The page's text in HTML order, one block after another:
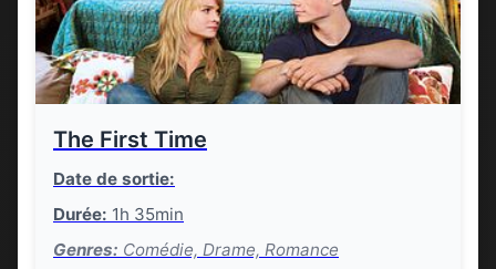
The First Time
Date de sortie:
Durée: 1h 35min
Genres: Comédie, Drame, Romance